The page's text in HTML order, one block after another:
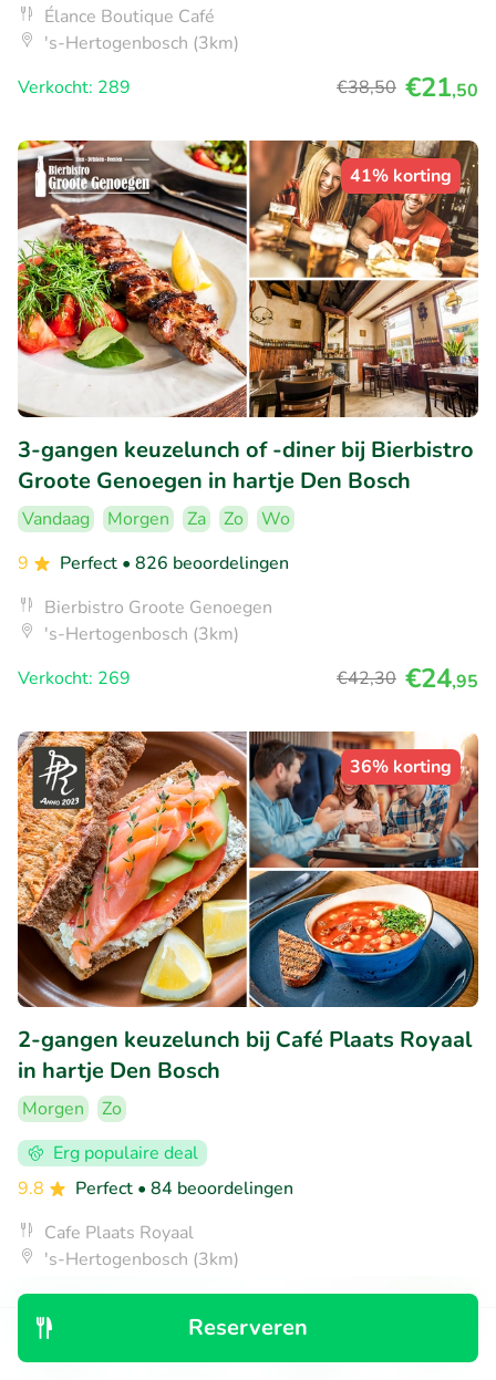
Reserveren
Élance Boutique Café
's-Hertogenbosch (3km)
Verkocht: 289
€38,50 €21,50
41% korting
3-gangen keuzelunch of -diner bij Bierbistro
Groote Genoegen in hartje Den Bosch
Vandaag Morgen Za Zo
Wo
9
Perfect • 826 beoordelingen
Bierbistro Groote Genoegen
's-Hertogenbosch (3km)
Verkocht: 269
€42,30 €24,95
36% korting
2-gangen keuzelunch bij Café Plaats Royaal
in hartje Den Bosch
Morgen
Zo
Erg populaire deal
9.8
Perfect • 84 beoordelingen
Cafe Plaats Royaal
's-Hertogenbosch (3km)
Verkocht: 466
€11 ,50